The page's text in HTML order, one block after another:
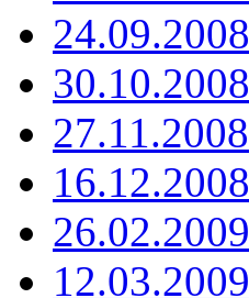
24.09.2008
30.10.2008
27.11.2008
16.12.2008
26.02.2009
12.03.2009